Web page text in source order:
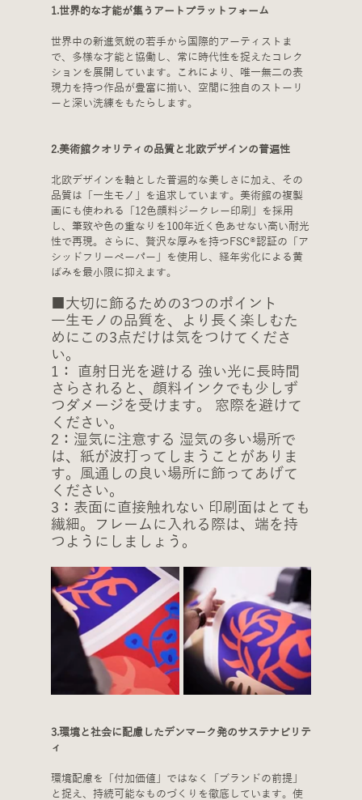
1.世界的な才能が集うアートプラットフォーム
世界中の新進気鋭の若手から国際的アーティストま
で、多様な才能と協働し、常に時代性を捉えたコレク
ションを展開しています。これにより、唯一無二の表
現力を持つ作品が豊富に揃い、空間に独自のストーリ
ーと深い洗練をもたらします。
2.美術館クオリティの品質と北欧デザインの普遍性
北欧デザインを軸とした普遍的な美しさに加え、その
品質は「一生モノ」を追求しています。美術館の複製
画にも使われる「12色顔料ジークレー印刷」を採用
し、筆致や色の重なりを100年近く色あせない高い耐光
性で再現。さらに、贅沢な厚みを持つFSC®認証の「ア
シッドフリーペーパー」を使用し、経年劣化による黄
ばみを最小限に抑えます。
■大切に飾るための3つのポイント
一生モノの品質を、より長く楽しむた
めにこの3点だけは気をつけてくださ
い。
1： 直射日光を避ける 強い光に長時間
さらされると、顔料インクでも少しず
つダメージを受けます。 窓際を避けて
ください。
2：湿気に注意する 湿気の多い場所で
は、紙が波打ってしまうことがありま
す。風通しの良い場所に飾ってあげて
ください。
3：表面に直接触れない 印刷面はとても
繊細。フレームに入れる際は、端を持
つようにしましょう。
3.環境と社会に配慮したデンマーク発のサステナビリテ
ィ
環境配慮を「付加価値」ではなく「ブランドの前提」
と捉え、持続可能なものづくりを徹底しています。使